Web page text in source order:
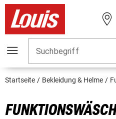
Suchbegriff
Startseite Bekleidung & Helme